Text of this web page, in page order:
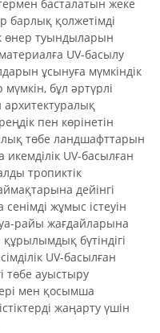
басталатын жеке
барлық қолжетімді
өнер туындыларын
UV-басылу
ұсынуға мүмкіндік
бұл әртүрлі
архитектуралық
пен көрінетін
төбе ландшафттарын
икемділік UV-басылған
тропиктік
дейінгі
жұмыс істеуін
райы жағдайларына
бүтіндігі
UV-басылған
төбе ауыстыру
мен қосымша
жаңарту үшін